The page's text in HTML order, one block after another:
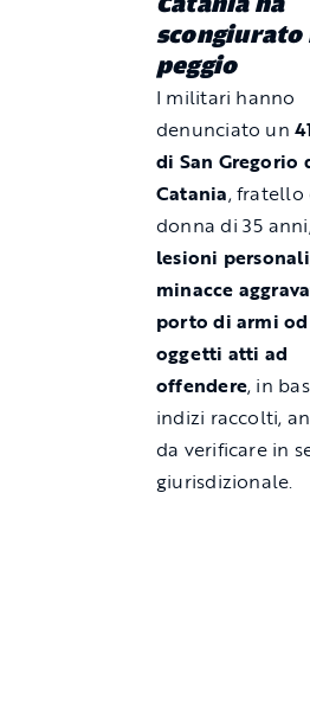
scongiurato
peggio
I militari hanno
denunciato un
di San Gregorio
Catania, fratello
donna di 35
lesioni
minacce
porto di armi od
oggetti atti ad
offendere, in
indizi raccolti,
da verificare in
giurisdizionale.